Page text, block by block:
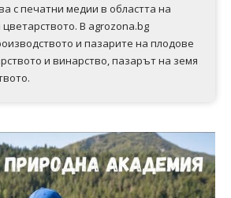
с печатни медии в областта на
В agrozona.bg
и пазарите на плодове
и винарство, пазарът на земя